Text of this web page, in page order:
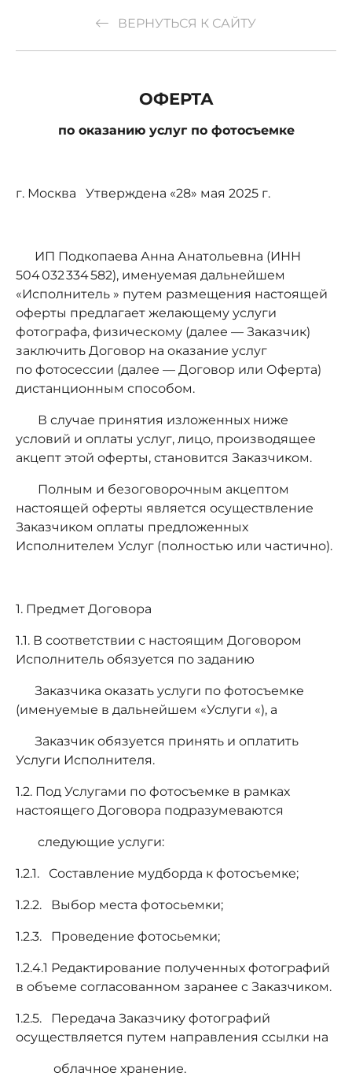
ВЕРНУТЬСЯ К САЙТУ
ОФЕРТА
по оказанию услуг по фотосъемке
г. Москва Утверждена «28» мая 2025 г.
ИП Подкопаева Анна Анатольевна (ИНН
504 032 334 582), именуемая дальнейшем
«Исполнитель » путем размещения настоящей
оферты предлагает желающему услуги
фотографа, физическому (далее — Заказчик)
заключить Договор на оказание услуг
по фотосессии (далее — Договор или Оферта)
дистанционным способом.
В случае принятия изложенных ниже
условий и оплаты услуг, лицо, производящее
акцепт этой оферты, становится Заказчиком.
Полным и безоговорочным акцептом
настоящей оферты является осуществление
Заказчиком оплаты предложенных
Исполнителем Услуг (полностью или частично).
1. Предмет Договора
1.1. В соответствии с настоящим Договором
Исполнитель обязуется по заданию
Заказчика оказать услуги по фотосъемке
(именуемые в дальнейшем «Услуги «), а
Заказчик обязуется принять и оплатить
Услуги Исполнителя.
1.2. Под Услугами по фотосъемке в рамках
настоящего Договора подразумеваются
следующие услуги:
1.2.1. Составление мудборда к фотосъемке;
1.2.2. Выбор места фотосьемки;
1.2.3. Проведение фотосьемки;
1.2.4.1 Редактирование полученных фотографий
в объеме согласованном заранее с Заказчиком.
1.2.5. Передача Заказчику фотографий
осуществляется путем направления ссылки на
облачное хранение.